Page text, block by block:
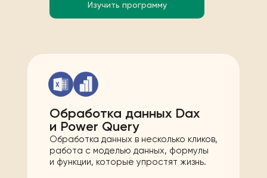
Изучить программу
Обработка данных Dax
и Power Query
Обработка данных в несколько кликов,
работа с моделью данных, формулы
и функции, которые упростят жизнь.